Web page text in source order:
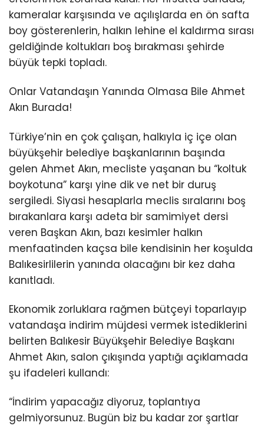
kameralar karşısında ve açılışlarda en ön safta
boy gösterenlerin, halkın lehine el kaldırma sırası
geldiğinde koltukları boş bırakması şehirde
büyük tepki topladı.
Onlar Vatandaşın Yanında Olmasa Bile Ahmet
Akın Burada!
Türkiye’nin en çok çalışan, halkıyla iç içe olan
büyükşehir belediye başkanlarının başında
gelen Ahmet Akın, mecliste yaşanan bu “koltuk
boykotuna” karşı yine dik ve net bir duruş
sergiledi. Siyasi hesaplarla meclis sıralarını boş
bırakanlara karşı adeta bir samimiyet dersi
veren Başkan Akın, bazı kesimler halkın
menfaatinden kaçsa bile kendisinin her koşulda
Balıkesirlilerin yanında olacağını bir kez daha
kanıtladı.
Ekonomik zorluklara rağmen bütçeyi toparlayıp
vatandaşa indirim müjdesi vermek istediklerini
belirten Balıkesir Büyükşehir Belediye Başkanı
Ahmet Akın, salon çıkışında yaptığı açıklamada
şu ifadeleri kullandı:
“İndirim yapacağız diyoruz, toplantıya
gelmiyorsunuz. Bugün biz bu kadar zor şartlar